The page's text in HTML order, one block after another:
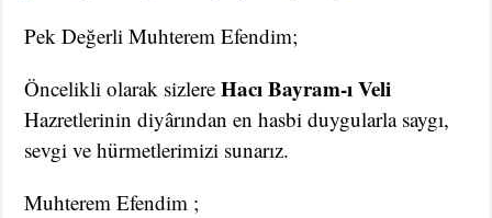
Pek Değerli Muhterem Efendim;
Öncelikli olarak sizlereHacı Bayram-ı Veli
Hazretlerinin diyârından en hasbi duygularla saygı,
sevgi ve hürmetlerimizi sunarız.
Muhterem Efendim ;